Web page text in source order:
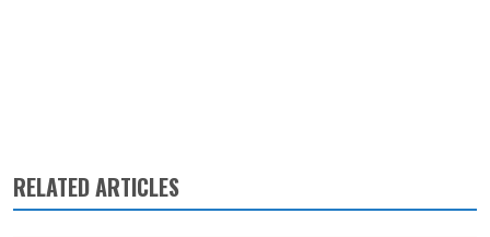
RELATED ARTICLES